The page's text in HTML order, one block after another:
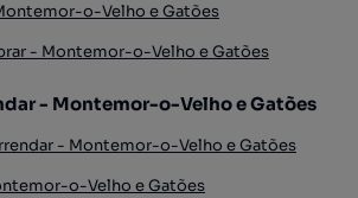
o-Velho e Gatões
- Montemor-o-Velho e Gatões
- Montemor-o-Velho e Gatões
- Montemor-o-Velho e Gatões
o-Velho e Gatões